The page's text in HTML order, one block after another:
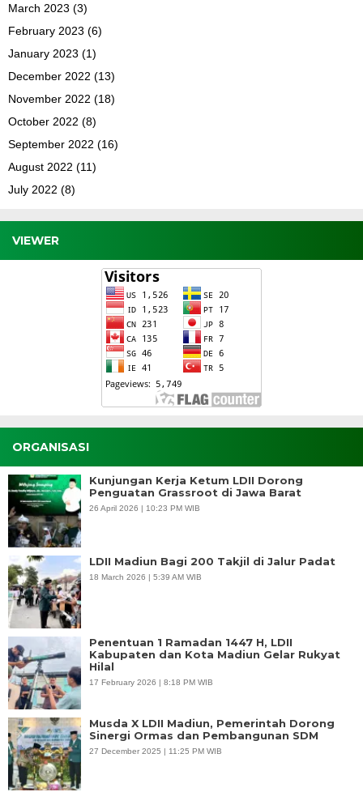
March 2023 (3)
February 2023 (6)
January 2023 (1)
December 2022 (13)
November 2022 (18)
October 2022 (8)
September 2022 (16)
August 2022 (11)
July 2022 (8)
VIEWER
ORGANISASI
Kunjungan Kerja Ketum LDII Dorong
Penguatan Grassroot di Jawa Barat
26 April 2026 | 10:23 PM WIB
LDII Madiun Bagi 200 Takjil di Jalur Padat
18 March 2026 | 5:39 AM WIB
Penentuan 1 Ramadan 1447 H, LDII
Kabupaten dan Kota Madiun Gelar Rukyat
Hilal
17 February 2026 | 8:18 PM WIB
Musda X LDII Madiun, Pemerintah Dorong
Sinergi Ormas dan Pembangunan SDM
27 December 2025 | 11:25 PM WIB